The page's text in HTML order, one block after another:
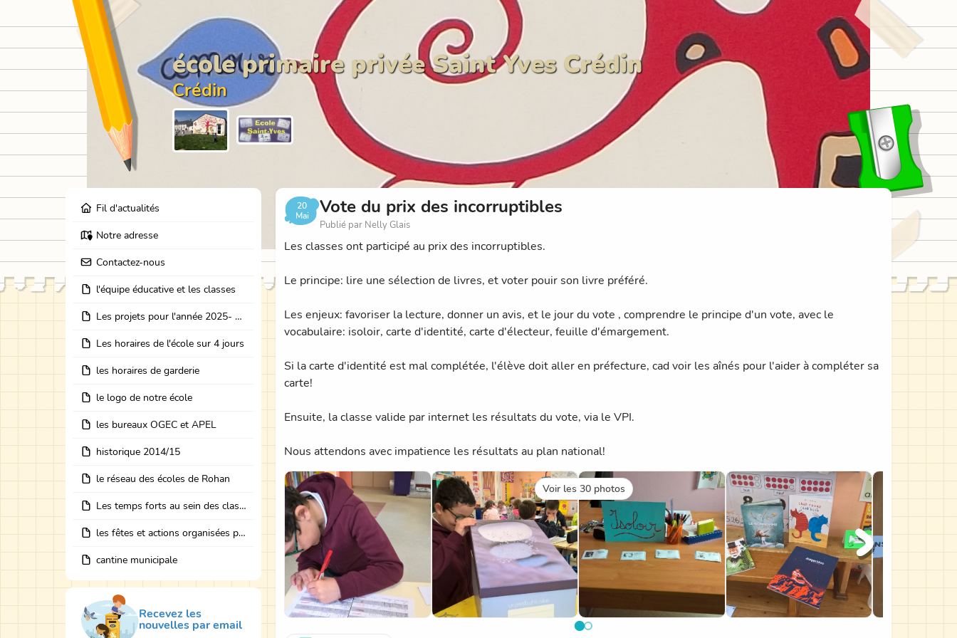
école primaire privée Saint Yves Crédin
Crédin
Fil d'actualités
Notre adresse
Contactez-nous
l'équipe éducative et les classes
Les projets pour l'année 2025- 2026: école dehors, journées partage des classes, et coopération avec les résidents de l'EHPAD
Les horaires de l'école sur 4 jours
les horaires de garderie
le logo de notre école
les bureaux OGEC et APEL
historique 2014/15
le réseau des écoles de Rohan
Les temps forts au sein des classes avec des intervenants
les fêtes et actions organisées par les bureaux
cantine municipale
Recevez les
nouvelles par email
20
Mai
Vote du prix des incorruptibles
Publié par Nelly Glais
Les classes ont participé au prix des incorruptibles.
Le principe: lire une sélection de livres, et voter pouir son livre préféré.
Les enjeux: favoriser la lecture, donner un avis, et le jour du vote , comprendre le principe d'un vote, avec le
vocabulaire: isoloir, carte d'identité, carte d'électeur, feuille d'émargement.
Si la carte d'identité est mal complétée, l'élève doit aller en préfecture, cad voir les aînés pour l'aider à compléter sa
carte!
Ensuite, la classe valide par internet les résultats du vote, via le VPI.
Nous attendons avec impatience les résultats au plan national!
Voir les 30 photos